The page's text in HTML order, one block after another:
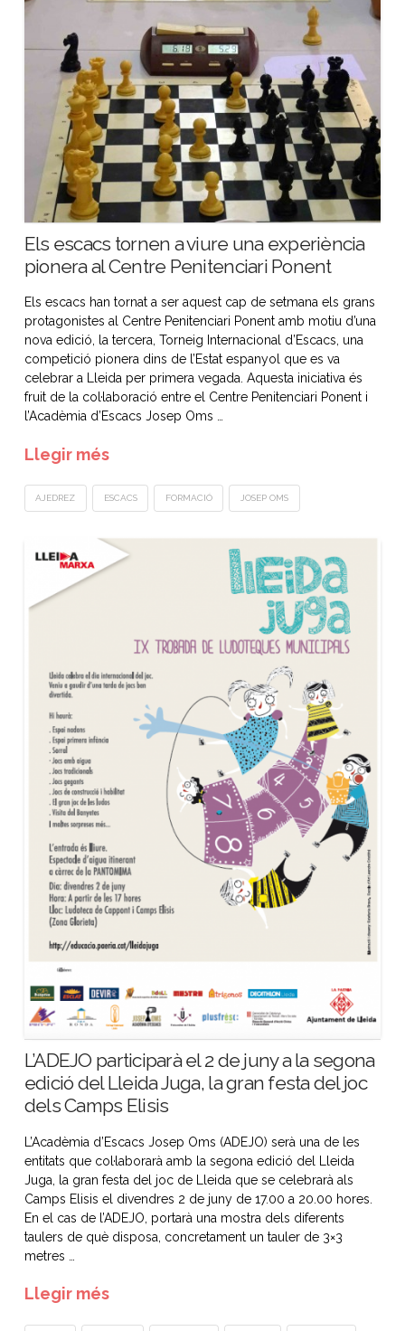
Els escacs tornen a viure una experiència
pionera al Centre Penitenciari Ponent
Els escacs han tornat a ser aquest cap de setmana els grans
protagonistes al Centre Penitenciari Ponent amb motiu d’una
nova edició, la tercera, Torneig Internacional d’Escacs, una
competició pionera dins de l’Estat espanyol que es va
celebrar a Lleida per primera vegada. Aquesta iniciativa és
fruit de la col·laboració entre el Centre Penitenciari Ponent i
l’Acadèmia d’Escacs Josep Oms …
Llegir més
AJEDREZ ESCACS FORMACIÓ JOSEP OMS
L’ADEJO participarà el 2 de juny a la segona
edició del Lleida Juga, la gran festa del joc
dels Camps Elisis
L’Acadèmia d’Escacs Josep Oms (ADEJO) serà una de les
entitats que col·laborarà amb la segona edició del Lleida
Juga, la gran festa del joc de Lleida que se celebrarà als
Camps Elisis el divendres 2 de juny de 17.00 a 20.00 hores.
En el cas de l’ADEJO, portarà una mostra dels diferents
taulers de què disposa, concretament un tauler de 3×3
metres …
Llegir més